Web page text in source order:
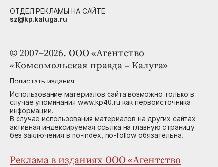
© 2007–2026. ООО «Агентство
«Комсомольская правда – Калуга»
Полистать издания
Использование материалов сайта возможно только в
случае упоминания www.kp40.ru как первоисточника
информации.
В случае использования материалов на других сайтах
активная индексируемая ссылка на главную страницу
без заключения в no-index, no-follow обязательна.
Реклама в изданиях ООО «Агентство
ОТДЕЛ РЕКЛАМЫ НА САЙТЕ
sz@kp.kaluga.ru